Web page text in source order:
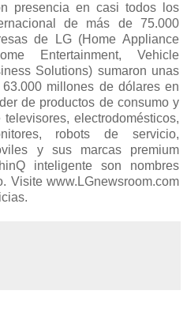
presencia en casi todos los
de más de 75.000
de LG (Home Appliance
Entertainment, Vehicle
Solutions) sumaron unas
millones de dólares en
de productos de consumo y
electrodomésticos,
robots de servicio,
y sus marcas premium
inteligente son nombres
Visite www.LGnewsroom.com